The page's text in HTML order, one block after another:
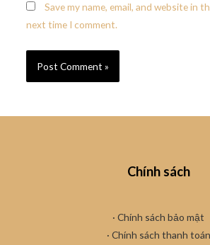
Save my name, email, and website in
next time I comment.
Chính sách
· Chính sách bảo mật
· Chính sách thanh toán